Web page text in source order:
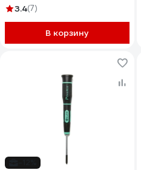
3.4(7)
В корзину